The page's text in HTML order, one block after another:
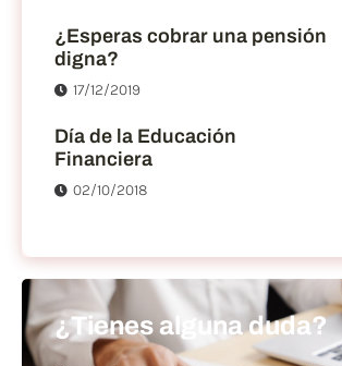
¿Esperas cobrar una pensión
digna?
17/12/2019
Día de la Educación
Financiera
02/10/2018
¿Tienes alguna duda?